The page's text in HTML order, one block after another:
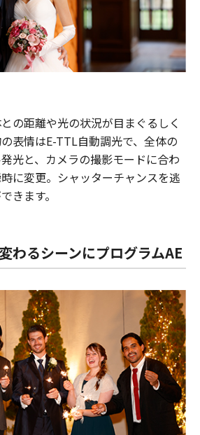
の距離や光の状況が目まぐるしく
表情はE-TTL自動調光で、全体の
光と、カメラの撮影モードに合わ
に変更。シャッターチャンスを逃
きます。
わるシーンにプログラムAE